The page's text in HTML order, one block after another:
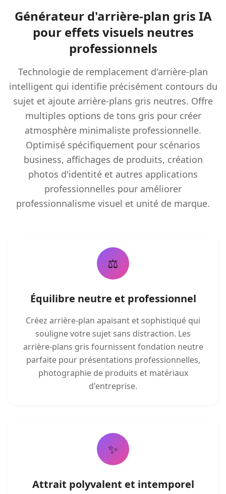
Générateur d'arrière-plan gris IA
pour effets visuels neutres
professionnels
Technologie de remplacement d'arrière-plan
intelligent qui identifie précisément contours du
sujet et ajoute arrière-plans gris neutres. Offre
multiples options de tons gris pour créer
atmosphère minimaliste professionnelle.
Optimisé spécifiquement pour scénarios
business, affichages de produits, création
photos d'identité et autres applications
professionnelles pour améliorer
professionnalisme visuel et unité de marque.
⚖️
Équilibre neutre et professionnel
Créez arrière-plan apaisant et sophistiqué qui
souligne votre sujet sans distraction. Les
arrière-plans gris fournissent fondation neutre
parfaite pour présentations professionnelles,
photographie de produits et matériaux
d'entreprise.
✨
Attrait polyvalent et intemporel